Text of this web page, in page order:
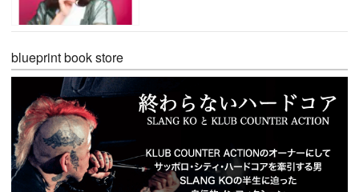
blueprint book store